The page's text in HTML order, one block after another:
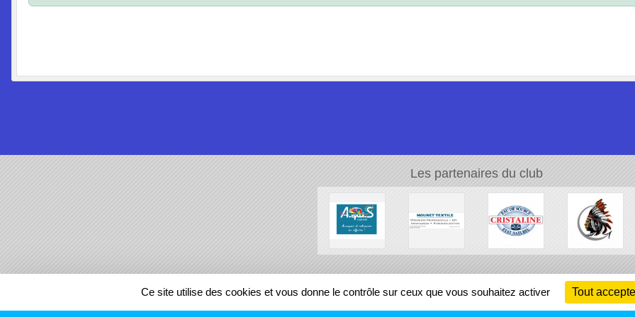
Les partenaires du club
REGIONS
Ce site utilise des cookies et vous donne le contrôle sur ceux que vous souhaitez activer Tout